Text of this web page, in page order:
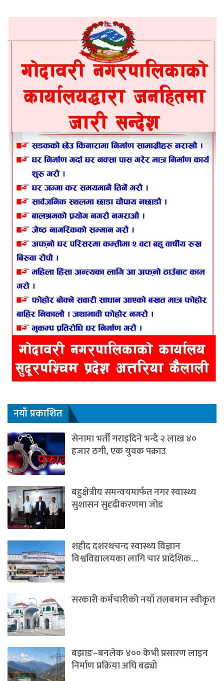
नयाँ प्रकाशित
सेनामा भर्ती गराइदिने भन्दै २ लाख ४०
हजार ठगी, एक युवक पक्राउ
बहुक्षेत्रीय समन्वयमार्फत नगर स्वास्थ्य
सुशासन सुदृढीकरणमा जोड
शहीद दशरथचन्द स्वास्थ्य विज्ञान
विश्वविद्यालयका लागि चार प्रादेशिक…
सरकारी कर्मचारीको नयाँ तलबमान स्वीकृत
बझाङ–बनलेक ४०० केभी प्रसारण लाइन
निर्माण प्रक्रिया अघि बढ्यो